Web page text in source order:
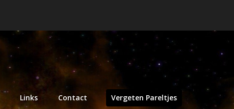
Links Contact Vergeten Pareltjes